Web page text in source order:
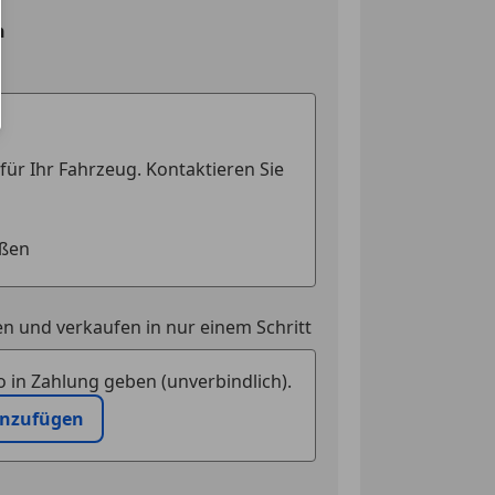
mit
automatisch abblendend
und verkaufen in nur einem Schritt
in Zahlung geben (unverbindlich).